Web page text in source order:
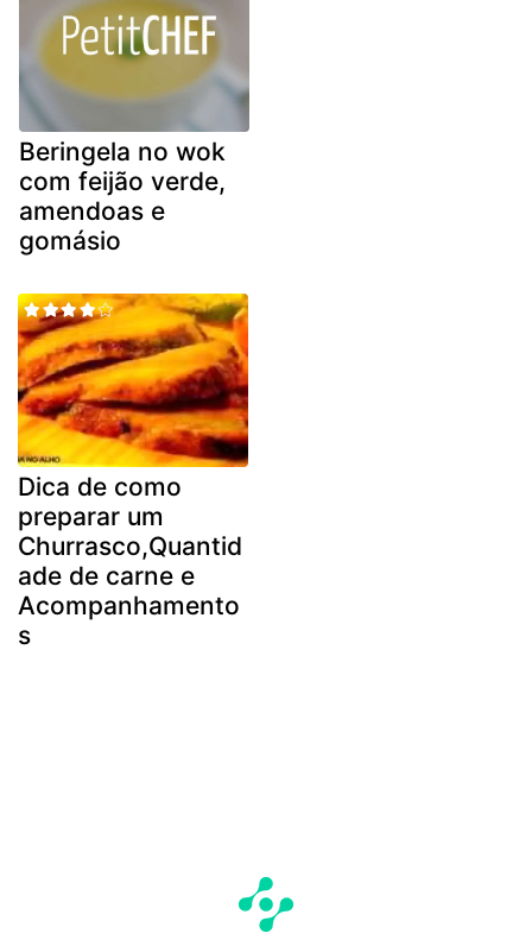
Beringela no wok
com feijão verde,
amendoas e
gomásio
Dica de como
preparar um
Churrasco,Quantid
ade de carne e
Acompanhamento
s